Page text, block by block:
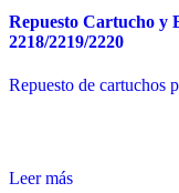
Repuesto Cartucho y
2218/2219/2220
Repuesto de cartuchos
Leer más